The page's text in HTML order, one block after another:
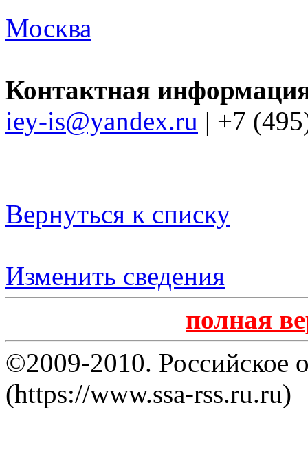
Москва
Контактная
iey-is@yandex.ru | +7
Вернуться к списку
Изменить сведения
полная
©2009-2010. Российское
(https://www.ssa-rss.ru.ru)